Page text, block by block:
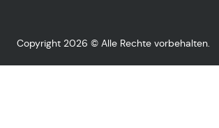
Copyright 2026 © Alle Rechte vorbehalten.